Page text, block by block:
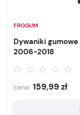
FROGUM
Dywaniki
2006-2018
cena: 159,99 zł